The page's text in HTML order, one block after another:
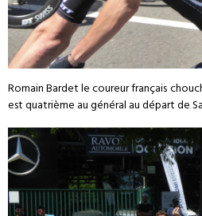
Romain Bardet le coureur français
est quatrième au général au départ de